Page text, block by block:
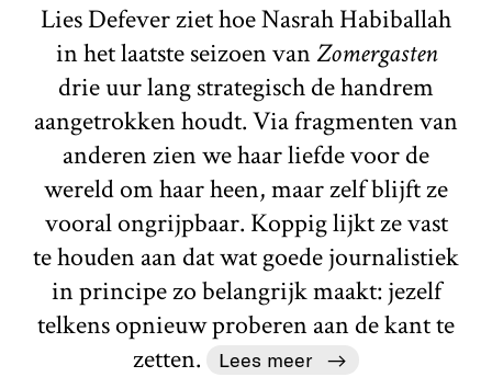
Lies Defever ziet hoe Nasrah Habiballah
in het laatste seizoen vanZomergasten
drie uur lang strategisch de handrem
aangetrokken houdt. Via fragmenten van
anderen zien we haar liefde voor de
wereld om haar heen, maar zelf blijft ze
vooral ongrijpbaar. Koppig lijkt ze vast
te houden aan dat wat goede journalistiek
in principe zo belangrijk maakt: jezelf
telkens opnieuw proberen aan de kant te
zetten.
Lees meer